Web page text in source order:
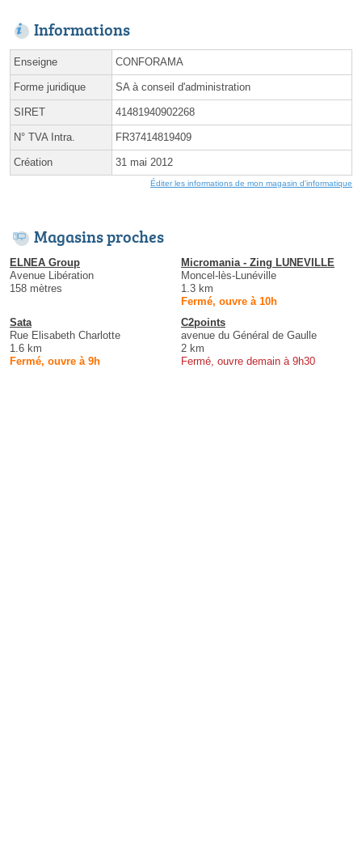
Informations
Enseigne CONFORAMA
Forme juridique SA à conseil d'administration
SIRET 41481940902268
N° TVA Intra. FR37414819409
Création 31 mai 2012
Éditer les informations de mon magasin d'informatique
Magasins proches
ELNEA Group
Avenue Libération
158 mètres
Micromania - Zing LUNEVILLE
Moncel-lès-Lunéville
1.3 km
Fermé, ouvre à 10h
Sata
Rue Elisabeth Charlotte
1.6 km
Fermé, ouvre à 9h
C2points
avenue du Général de Gaulle
2 km
Fermé, ouvre demain à 9h30